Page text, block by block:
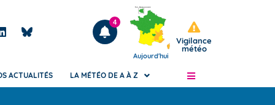
Articles
4
Aujourd'hui
Vigilance
météo
ACTUALITÉS LA MÉTÉO DE A À Z